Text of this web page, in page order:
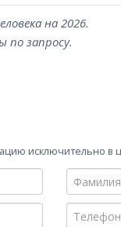
на 2026.
по запросу.
исключительно в